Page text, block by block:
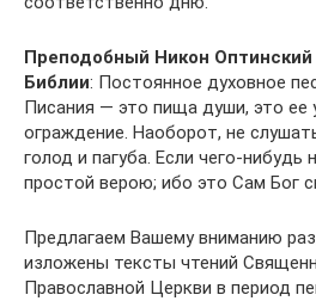
Преподобный Никон Оптинский
Библии: Постоянное духовное
Писания — это пища души, это ее
ограждение. Наоборот, не
голод и пагуба. Если чего-
простой верою; ибо это Сам Бог
Предлагаем Вашему вниманию
изложены тексты чтений
Православной Церкви в период